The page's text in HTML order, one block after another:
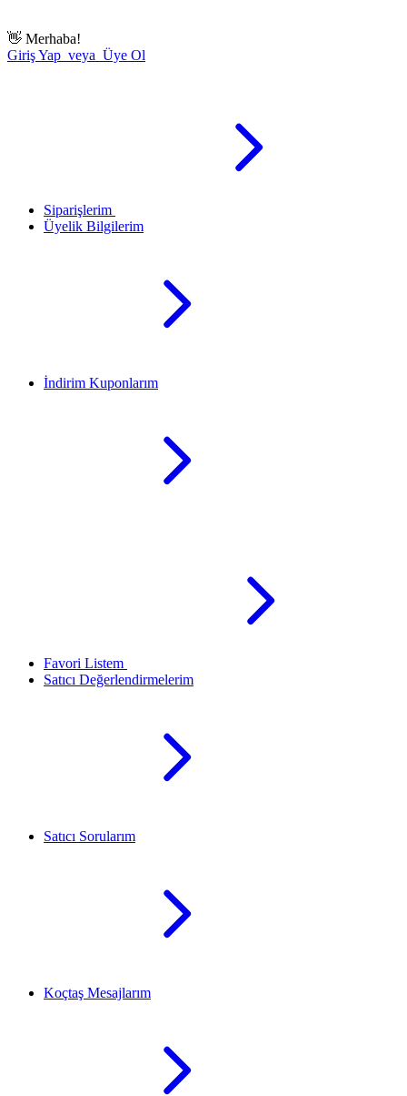
👋 Merhaba!
Giriş Yap veya Üye Ol
Siparişlerim
Üyelik Bilgilerim
İndirim Kuponlarım
Favori Listem
Satıcı Değerlendirmelerim
Satıcı Sorularım
Koçtaş Mesajlarım